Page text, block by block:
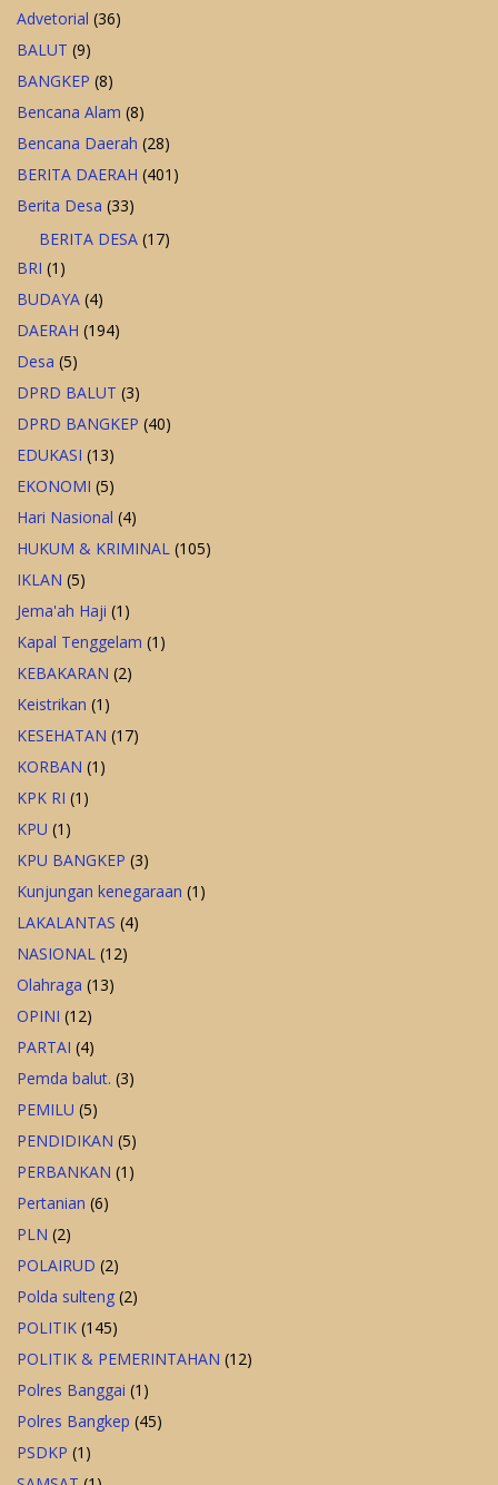
Advetorial (36)
BALUT (9)
BANGKEP (8)
Bencana Alam (8)
Bencana Daerah (28)
BERITA DAERAH (401)
Berita Desa (33)
BERITA DESA (17)
BRI (1)
BUDAYA (4)
DAERAH (194)
Desa (5)
DPRD BALUT (3)
DPRD BANGKEP (40)
EDUKASI (13)
EKONOMI (5)
Hari Nasional (4)
HUKUM & KRIMINAL (105)
IKLAN (5)
Jema'ah Haji (1)
Kapal Tenggelam (1)
KEBAKARAN (2)
Keistrikan (1)
KESEHATAN (17)
KORBAN (1)
KPK RI (1)
KPU (1)
KPU BANGKEP (3)
Kunjungan kenegaraan (1)
LAKALANTAS (4)
NASIONAL (12)
Olahraga (13)
OPINI (12)
PARTAI (4)
Pemda balut. (3)
PEMILU (5)
PENDIDIKAN (5)
PERBANKAN (1)
Pertanian (6)
PLN (2)
POLAIRUD (2)
Polda sulteng (2)
POLITIK (145)
POLITIK & PEMERINTAHAN (12)
Polres Banggai (1)
Polres Bangkep (45)
PSDKP (1)